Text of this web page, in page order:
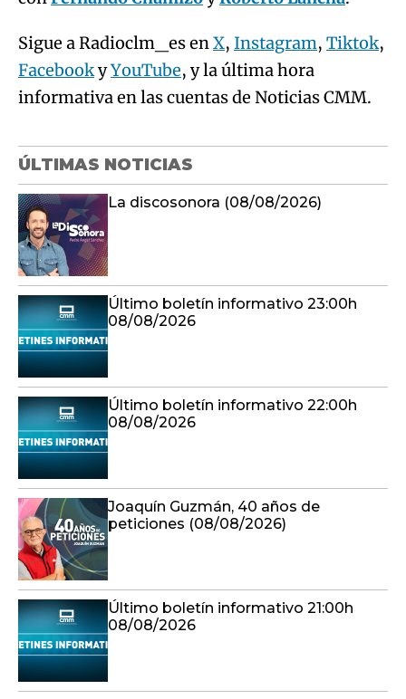
Sigue a Radioclm_es enX, Instagram, Tiktok,
FacebookyYouTube, y la última hora
informativa en las cuentas de Noticias CMM.
ÚLTIMAS NOTICIAS
La discosonora (08/08/2026)
Último boletín informativo 23:00h
08/08/2026
Último boletín informativo 22:00h
08/08/2026
Joaquín Guzmán, 40 años de
peticiones (08/08/2026)
Último boletín informativo 21:00h
08/08/2026